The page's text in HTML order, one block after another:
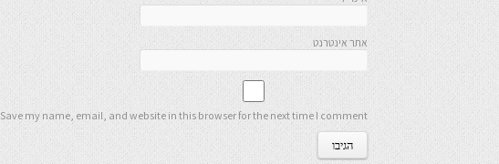
אתר אינטרנט
Save my name, email, and website in this browser for the next time I comment.